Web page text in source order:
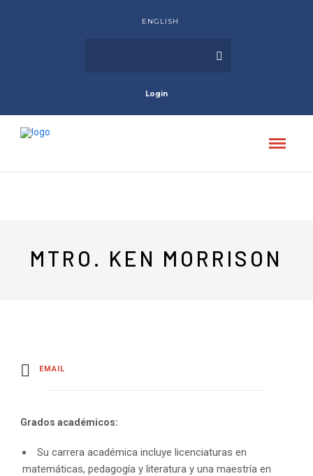
ENGLISH
Login
MTRO. KEN MORRISON
EMAIL
Grados académicos:
Su carrera académica incluye licenciaturas en
matemáticas, pedagogía y literatura y una maestría en